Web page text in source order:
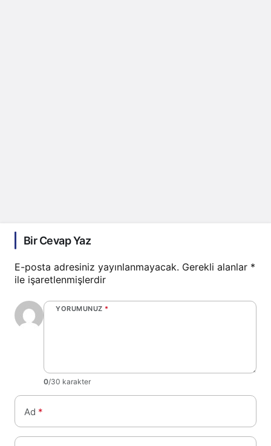
Bir Cevap Yaz
E-posta adresiniz yayınlanmayacak. Gerekli alanlar *
ile işaretlenmişlerdir
YORUMUNUZ *
0/30 karakter
Ad *